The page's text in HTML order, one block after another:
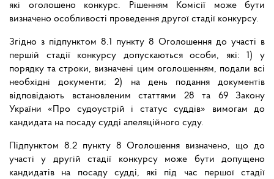
які оголошено конкурс. Рішенням Комісії може бути
визначено особливості проведення другої стадії конкурсу.
Згідно з підпунктом 8.1 пункту 8 Оголошення до участі в
першій стадії конкурсу допускаються особи, які: 1) у
порядку та строки, визначені цим оголошенням, подали всі
необхідні документи; 2) на день подання документів
відповідають встановленим статтями 28 та 69 Закону
України «Про судоустрій і статус суддів» вимогам до
кандидата на посаду судді апеляційного суду.
Підпунктом 8.2 пункту 8 Оголошення визначено, що до
участі у другій стадії конкурсу може бути допущено
кандидатів на посаду судді, які під час першої стадії